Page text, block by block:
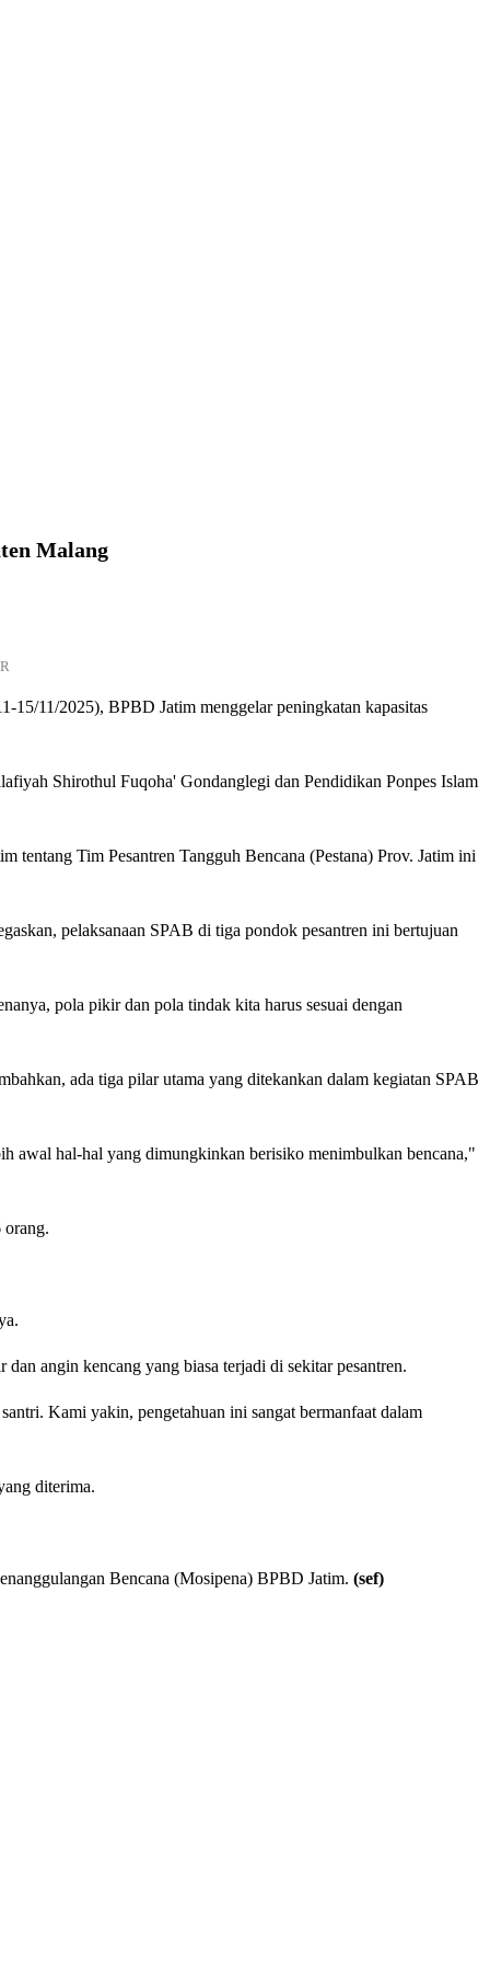
Malang
15/11/2025), BPBD Jatim menggelar peningkatan kapasitas
Shirothul Fuqoha' Gondanglegi dan Pendidikan Ponpes Islam
tentang Tim Pesantren Tangguh Bencana (Pestana) Prov. Jatim ini
pelaksanaan SPAB di tiga pondok pesantren ini bertujuan
pola pikir dan pola tindak kita harus sesuai dengan
ada tiga pilar utama yang ditekankan dalam kegiatan SPAB
awal hal-hal yang dimungkinkan berisiko menimbulkan bencana,"
orang.
angin kencang yang biasa terjadi di sekitar pesantren.
Kami yakin, pengetahuan ini sangat bermanfaat dalam
diterima.
Bencana (Mosipena) BPBD Jatim. (sef)